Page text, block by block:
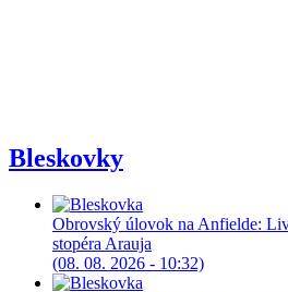
Bleskovky
Obrovský úlovok na Anfielde:
stopéra Arauja
(08. 08. 2026 - 10:32)